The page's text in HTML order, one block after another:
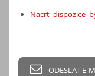
ODESLAT E-